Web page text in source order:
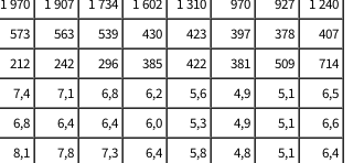
573 563 539 430 423 397 378
407
212 242 296 385 422 381 509
714
7,4 7,1 6,8 6,2 5,6 4,9 5,1
6,5
6,8 6,4 6,4 6,0 5,3 4,9 5,1
6,6
8,1 7,8 7,3 6,4 5,8 4,8 5,1
6,4